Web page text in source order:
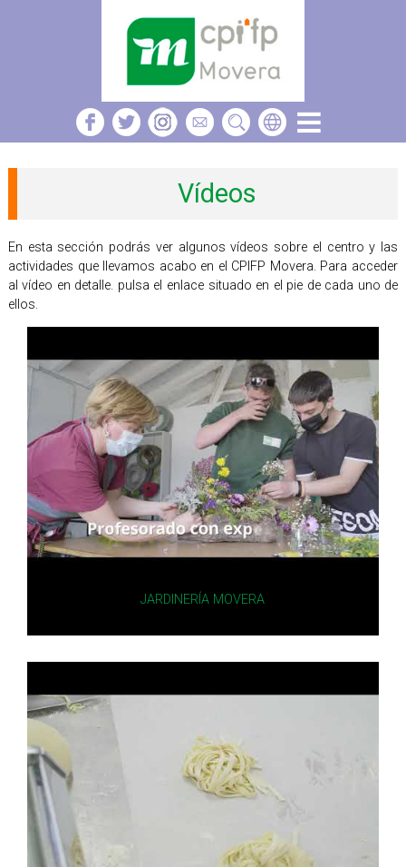
Vídeos
En esta sección podrás ver algunos vídeos sobre el centro y las
actividades que llevamos acabo en el CPIFP Movera. Para acceder
al vídeo en detalle. pulsa el enlace situado en el pie de cada uno de
ellos.
JARDINERÍA MOVERA